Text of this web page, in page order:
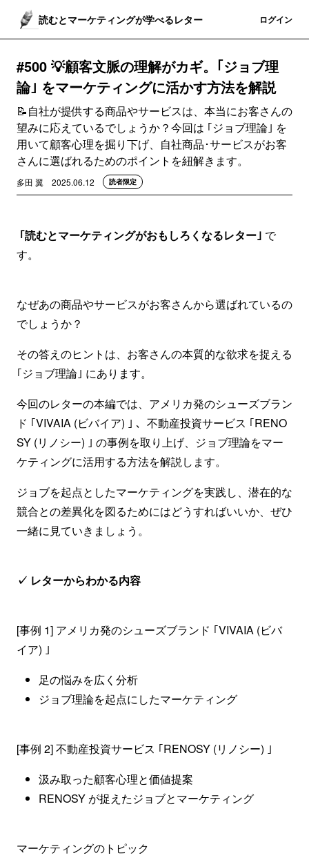
読むとマーケティングが学べるレター ログイン
#500 💡顧客文脈の理解がカギ。｢ジョブ理
論｣ をマーケティングに活かす方法を解説
📝自社が提供する商品やサービスは、本当にお客さんの
望みに応えているでしょうか？今回は ｢ジョブ理論｣ を
用いて顧客心理を掘り下げ、自社商品･サービスがお客
さんに選ばれるためのポイントを紐解きます。
多田 翼 2025.06.12 読者限定
｢読むとマーケティングがおもしろくなるレター｣ で
す。
なぜあの商品やサービスがお客さんから選ばれているの
でしょうか？
その答えのヒントは、お客さんの本質的な欲求を捉える
｢ジョブ理論｣ にあります。
今回のレターの本編では、アメリカ発のシューズブラン
ド ｢VIVAIA (ビバイア) ｣ 、不動産投資サービス ｢RENO
SY (リノシー) ｣ の事例を取り上げ、ジョブ理論をマー
ケティングに活用する方法を解説します。
ジョブを起点としたマーケティングを実践し、潜在的な
競合との差異化を図るためにはどうすればいいか、ぜひ
一緒に見ていきましょう。
✓ レターからわかる内容
[事例 1] アメリカ発のシューズブランド ｢VIVAIA (ビバ
イア) ｣
足の悩みを広く分析
ジョブ理論を起点にしたマーケティング
[事例 2] 不動産投資サービス ｢RENOSY (リノシー) ｣
汲み取った顧客心理と価値提案
RENOSY が捉えたジョブとマーケティング
マーケティングのトピック